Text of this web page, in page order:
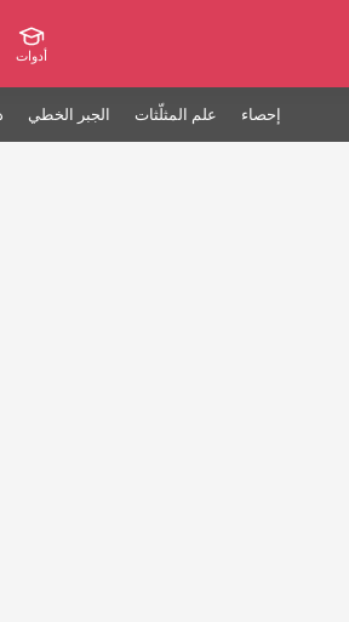
أدوات
الجبر الخطي علم المثلّثات إحصاء